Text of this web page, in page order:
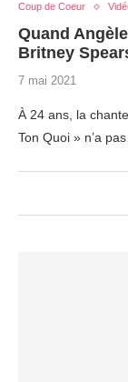
Coup de Coeur
Quand
Britney
7 mai 2021
À 24 ans, la
Ton Quoi » n’a